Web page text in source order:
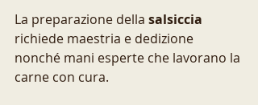
La preparazione della salsiccia
richiede maestria e dedizione
nonché mani esperte che lavorano la
carne con cura.